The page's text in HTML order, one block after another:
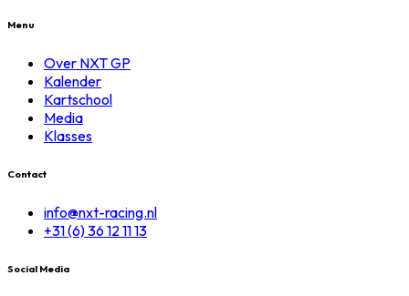
Menu
Over NXT GP
Kalender
Kartschool
Media
Klasses
Contact
info@nxt-racing.nl
+31 (6) 36 12 11 13
Social Media